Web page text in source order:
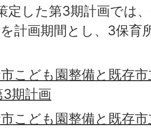
定した第3期計画では
計画期間とし、3保育
こども園整備と既存
期計画
こども園整備と既存